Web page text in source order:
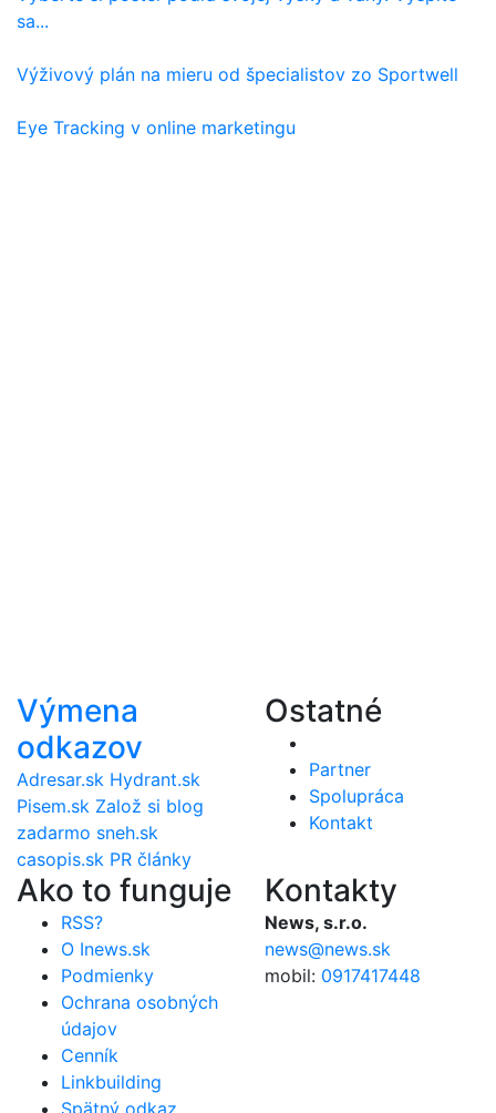
sa...
Výživový plán na mieru od špecialistov zo Sportwell
Eye Tracking v online marketingu
Výmena
odkazov
Adresar.sk Hydrant.sk
Pisem.sk Založ si blog
zadarmo sneh.sk
casopis.sk PR články
Ostatné
Partner
Spolupráca
Kontakt
Ako to funguje
RSS?
O Inews.sk
Podmienky
Ochrana osobných
údajov
Cenník
Linkbuilding
Kontakty
News, s.r.o.
news@news.sk
mobil: 0917417448